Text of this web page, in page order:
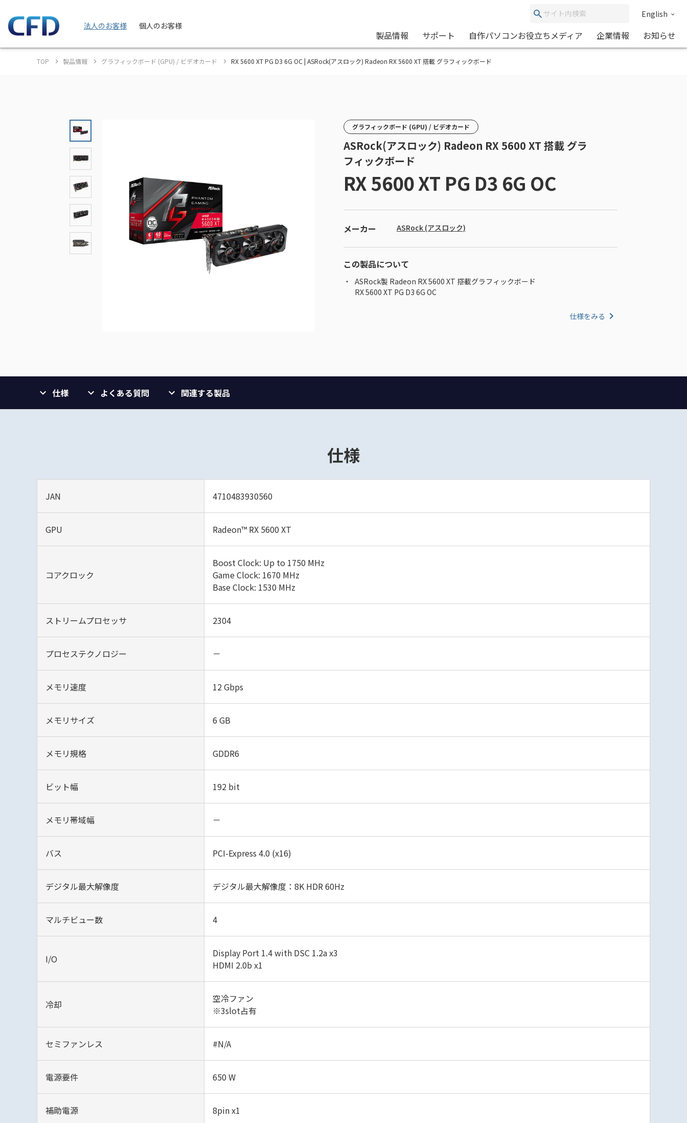
法人のお客様 個人のお客様
English
製品情報 サポート 自作パソコンお役立ちメディア 企業情報 お知らせ
TOP 製品情報 グラフィックボード (GPU) / ビデオカード RX 5600 XT PG D3 6G OC | ASRock(アスロック) Radeon RX 5600 XT 搭載 グラフィックボード
グラフィックボード (GPU) / ビデオカード
ASRock(アスロック) Radeon RX 5600 XT 搭載 グラ
フィックボード
RX 5600 XT PG D3 6G OC
メーカー ASRock (アスロック)
この製品について
ASRock製 Radeon RX 5600 XT 搭載グラフィックボード
RX 5600 XT PG D3 6G OC
仕様をみる
仕様 よくある質問 関連する製品
仕様
JAN 4710483930560
GPU Radeon™ RX 5600 XT
コアクロック
Boost Clock: Up to 1750 MHz
Game Clock: 1670 MHz
Base Clock: 1530 MHz
ストリームプロセッサ 2304
プロセステクノロジー －
メモリ速度 12 Gbps
メモリサイズ 6 GB
メモリ規格 GDDR6
ビット幅 192 bit
メモリ帯域幅 －
バス PCI-Express 4.0 (x16)
デジタル最大解像度 デジタル最大解像度：8K HDR 60Hz
マルチビュー数 4
I/O
Display Port 1.4 with DSC 1.2a x3
HDMI 2.0b x1
冷却
空冷ファン
※3slot占有
セミファンレス #N/A
電源要件 650 W
補助電源 8pin x1